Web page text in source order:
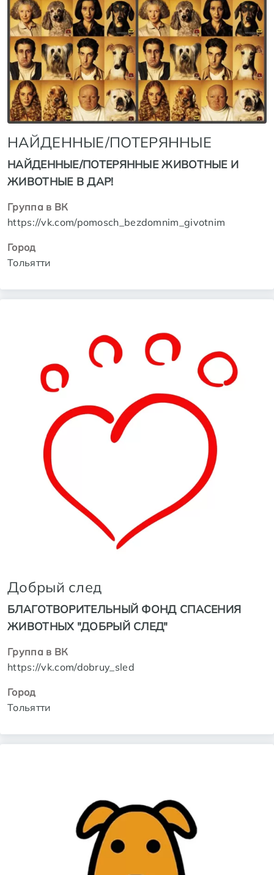
НАЙДЕННЫЕ/ПОТЕРЯННЫЕ
НАЙДЕННЫЕ/ПОТЕРЯННЫЕ ЖИВОТНЫЕ И
ЖИВОТНЫЕ В ДАР!
Группа в ВК
https://vk.com/pomosch_bezdomnim_givotnim
Город
Тольятти
Добрый след
БЛАГОТВОРИТЕЛЬНЫЙ ФОНД СПАСЕНИЯ
ЖИВОТНЫХ "ДОБРЫЙ СЛЕД"
Группа в ВК
https://vk.com/dobruy_sled
Город
Тольятти